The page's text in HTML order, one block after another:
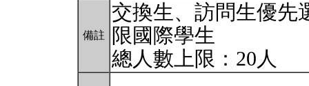
備註
交換生、訪問生優先
限國際學生
總人數上限：20人